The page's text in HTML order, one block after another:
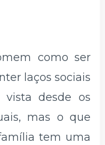
como ser
laços sociais
desde os
mas o que
tem uma